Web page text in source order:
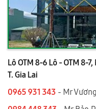
Lô OTM 8-6 Lô - OTM 8-
T. Gia Lai
0965 931 343 - Mr